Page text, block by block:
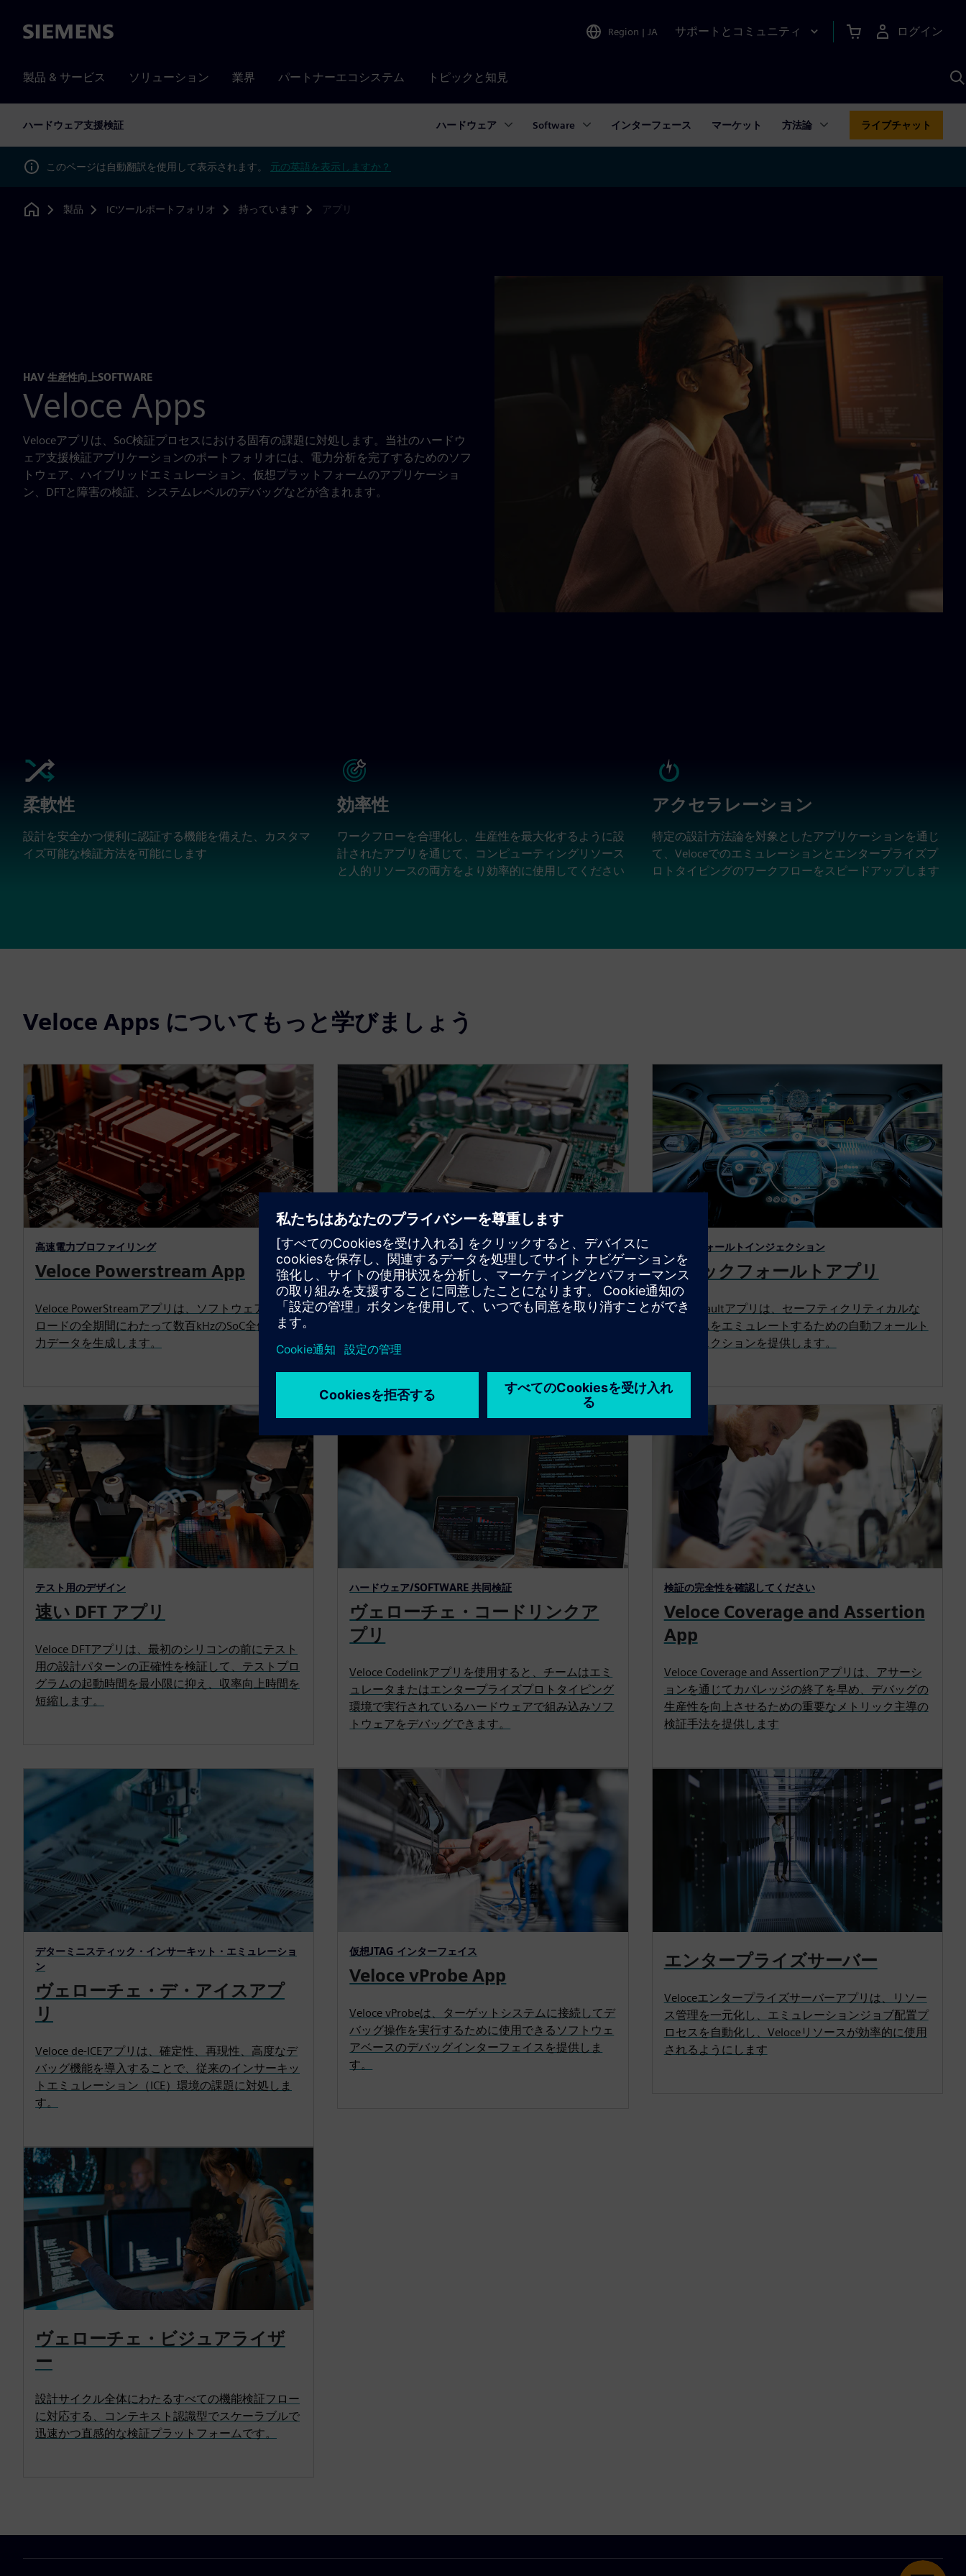
Siemens Region | JA サポートとコミュニティ ログイン
製品 & サービス ソリューション 業界 パートナーエコシステム トピックと知見
ハードウェア支援検証 ハードウェア Software インターフェース マーケット 方法論 ライブチャット
このページは自動翻訳を使用して表示されます。 元の英語を表示しますか？
Home
製品 ICツールポートフォリオ 持っています アプリ
HAV 生産性向上SOFTWARE
Veloce Apps
Veloceアプリは、SoC検証プロセスにおける固有の課題に対処します。当社のハードウ
ェア支援検証アプリケーションのポートフォリオには、電力分析を完了するためのソフ
トウェア、ハイブリッドエミュレーション、仮想プラットフォームのアプリケーショ
ン、DFTと障害の検証、システムレベルのデバッグなどが含まれます。
柔軟性
設計を安全かつ便利に認証する機能を備えた、カスタマ
イズ可能な検証方法を可能にします
効率性
ワークフローを合理化し、生産性を最大化するように設
計されたアプリを通じて、コンピューティングリソース
と人的リソースの両方をより効率的に使用してください
アクセラレーション
特定の設計方法論を対象としたアプリケーションを通じ
て、Veloceでのエミュレーションとエンタープライズプ
ロトタイピングのワークフローをスピードアップします
Veloce Apps についてもっと学びましょう
高速電力プロファイリング
Veloce Powerstream App
Veloce PowerStreamアプリは、ソフトウェアワーク
ロードの全期間にわたって数百kHzのSoC全体の電
力データを生成します。
電力プロファイリングと分析
ヴェローチェ・パワーアプリ
Veloce Powerアプリは、電力プロファイリング、電
ァイドパワーフォーマット（UPF）を使用した電力
統合型フォールトインジェクション
クイックフォールトアプリ
Veloce Faultアプリは、セーフティクリティカルな
システムをエミュレートするための自動フォールト
インジェクションを提供します。
テスト用のデザイン
速い DFT アプリ
Veloce DFTアプリは、最初のシリコンの前にテスト
用の設計パターンの正確性を検証して、テストプロ
グラムの起動時間を最小限に抑え、収率向上時間を
短縮します。
ハードウェア/SOFTWARE 共同検証
ヴェローチェ・コードリンクア
プリ
Veloce Codelinkアプリを使用すると、チームはエミ
ュレータまたはエンタープライズプロトタイピング
環境で実行されているハードウェアで組み込みソフ
トウェアをデバッグできます。
検証の完全性を確認してください
Veloce Coverage and Assertion
App
Veloce Coverage and Assertionアプリは、アサーシ
ョンを通じてカバレッジの終了を早め、デバッグの
生産性を向上させるための重要なメトリック主導の
検証手法を提供します
デターミニスティック・インサーキット・エミュレーショ
ン
ヴェローチェ・デ・アイスアプ
リ
Veloce de-ICEアプリは、確定性、再現性、高度なデ
バッグ機能を導入することで、従来のインサーキッ
トエミュレーション（ICE）環境の課題に対処しま
す。
仮想JTAG インターフェイス
Veloce vProbe App
Veloce vProbeは、ターゲットシステムに接続してデ
バッグ操作を実行するために使用できるソフトウェ
アベースのデバッグインターフェイスを提供しま
す。
エンタープライズサーバー
Veloceエンタープライズサーバーアプリは、リソー
ス管理を一元化し、エミュレーションジョブ配置プ
ロセスを自動化し、Veloceリソースが効率的に使用
されるようにします
ヴェローチェ・ビジュアライザ
ー
設計サイクル全体にわたるすべての機能検証フロー
に対応する、コンテキスト認識型でスケーラブルで
迅速かつ直感的な検証プラットフォームです。